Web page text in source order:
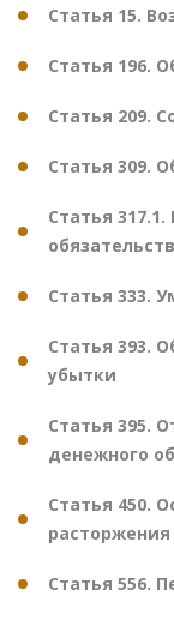
Статья 15.
Статья 196.
Статья 209.
Статья 309.
Статья
Статья 333.
Статья 393.
убытки
Статья 395.
денежного
Статья 450.
расторжения
Статья 556.